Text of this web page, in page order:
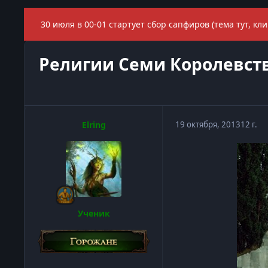
30 июля в 00-01 стартует сбор сапфиров (тема тут,
Религии Семи
Elring
Ученик
19 октября, 201312 г.